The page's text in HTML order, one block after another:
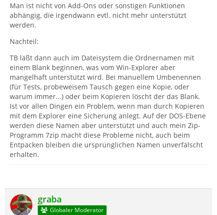
Man ist nicht von Add-Ons oder sonstigen Funktionen
abhängig, die irgendwann evtl. nicht mehr unterstützt
werden.
Nachteil:
TB läßt dann auch im Dateisystem die Ordnernamen mit
einem Blank beginnen, was vom Win-Explorer aber
mangelhaft unterstützt wird. Bei manuellem Umbenennen
(für Tests, probeweisem Tausch gegen eine Kopie, oder
warum immer...) oder beim Kopieren löscht der das Blank.
Ist vor allen Dingen ein Problem, wenn man durch Kopieren
mit dem Explorer eine Sicherung anlegt. Auf der DOS-Ebene
werden diese Namen aber unterstützt und auch mein Zip-
Programm 7zip macht diese Probleme nicht, auch beim
Entpacken bleiben die ursprünglichen Namen unverfälscht
erhalten.
graba
Globaler Moderator